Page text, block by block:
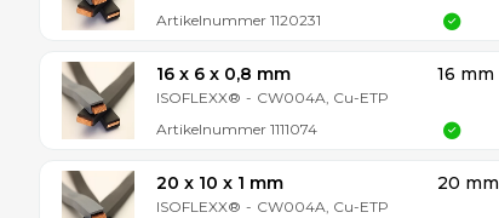
Artikelnummer 1120231
16 x 6 x 0,8 mm
ISOFLEXX® - CW004A, Cu-ETP
Artikelnummer 1111074
16 mm
20 x 10 x 1 mm
ISOFLEXX® - CW004A, Cu-ETP
20 mm